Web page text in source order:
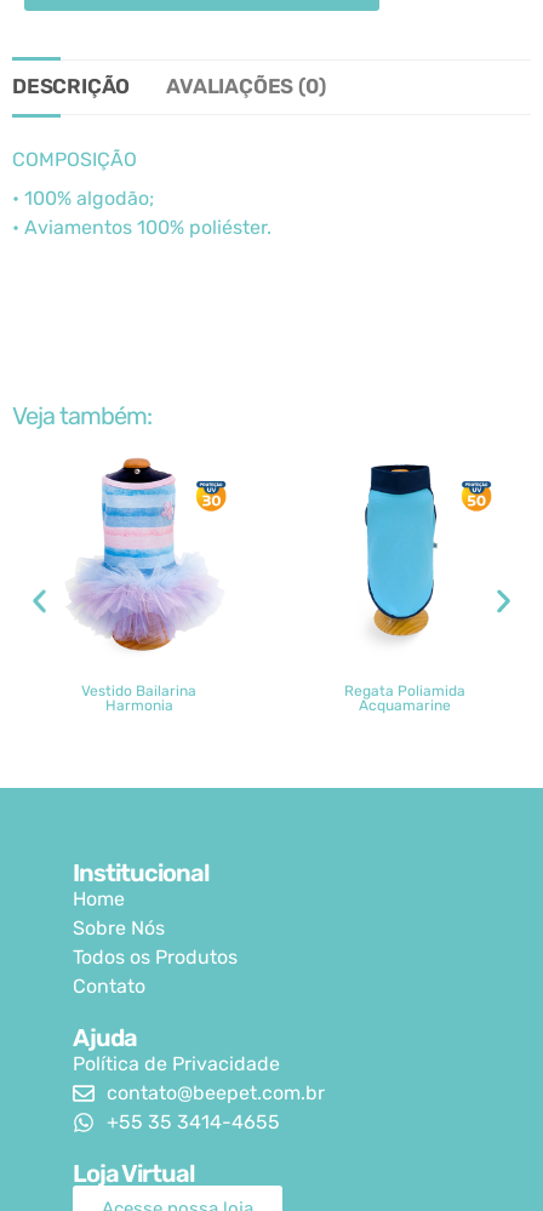
DESCRIÇÃO AVALIAÇÕES (0)
COMPOSIÇÃO
• 100% algodão;
• Aviamentos 100% poliéster.
Veja também:
Vestido Bailarina
Harmonia
Regata Poliamida
Acquamarine
Institucional
Home
Sobre Nós
Todos os Produtos
Contato
Ajuda
Política de Privacidade
contato@beepet.com.br
+55 35 3414-4655
Loja Virtual